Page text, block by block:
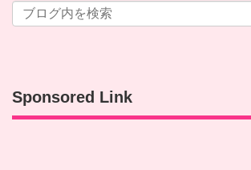
Sponsored Link